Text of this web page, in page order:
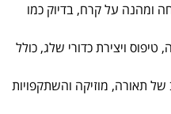
ומהנה על קרח, בדיוק כמו
טיפוס ויצירת כדורי שלג, כולל
של תאורה, מוזיקה והשתקפויות